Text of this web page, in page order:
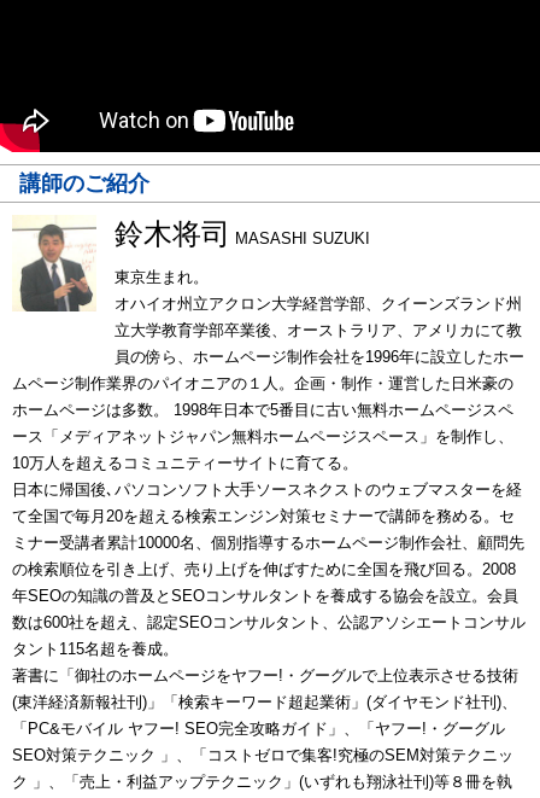
講師のご紹介
鈴木将司 MASASHI SUZUKI
東京生まれ。
オハイオ州立アクロン大学経営学部、クイーンズランド州
立大学教育学部卒業後、オーストラリア、アメリカにて教
員の傍ら、ホームページ制作会社を1996年に設立したホー
ムページ制作業界のパイオニアの１人。企画・制作・運営した日米豪の
ホームページは多数。 1998年日本で5番目に古い無料ホームページスペ
ース「メディアネットジャパン無料ホームページスペース」を制作し、
10万人を超えるコミュニティーサイトに育てる。
日本に帰国後､パソコンソフト大手ソースネクストのウェブマスターを経
て全国で毎月20を超える検索エンジン対策セミナーで講師を務める。セ
ミナー受講者累計10000名、個別指導するホームページ制作会社、顧問先
の検索順位を引き上げ、売り上げを伸ばすために全国を飛び回る。2008
年SEOの知識の普及とSEOコンサルタントを養成する協会を設立。会員
数は600社を超え、認定SEOコンサルタント、公認アソシエートコンサル
タント115名超を養成。
著書に「御社のホームページをヤフー!・グーグルで上位表示させる技術
(東洋経済新報社刊)」「検索キーワード超起業術」(ダイヤモンド社刊)、
「PC&モバイル ヤフー! SEO完全攻略ガイド」、「ヤフー!・グーグル
SEO対策テクニック 」、「コストゼロで集客!究極のSEM対策テクニッ
ク 」、「売上・利益アップテクニック」(いずれも翔泳社刊)等８冊を執